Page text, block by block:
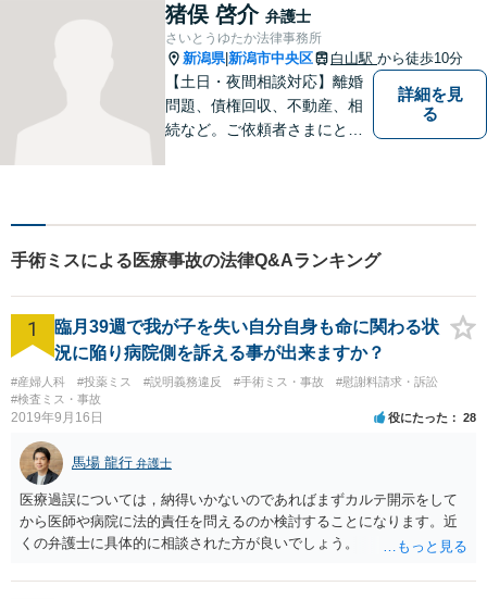
猪俣 啓介 弁護士
さいとうゆたか法律事務所
新潟県|新潟市中央区 白山駅 から徒歩10分
【土日・夜間相談対応】離婚
問題、債権回収、不動産、相
続など。ご依頼者さまにとっ
ず、わかりやすくご説明しま
す。お気軽にご相談ください
【子連れ相談可】
詳細を見
る
手術ミスによる医療事故の法律Q&Aランキング
1
臨月39週で我が子を失い自分自身も命に関わる状
況に陥り病院側を訴える事が出来ますか？
#産婦人科 #投薬ミス #説明義務違反 #手術ミス・事故
#慰謝料請求・訴訟
#検査ミス・事故
2019年9月16日 役にたった 28
馬場 龍行 弁護士
医療過誤については，納得いかないのであればまずカルテ開示をして
から医師や病院に法的責任を問えるのか検討することになります。近
くの弁護士に具体的に相談された方が良いでしょう。